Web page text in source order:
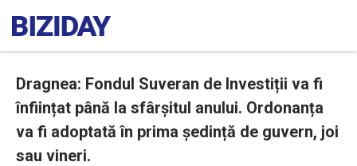
Dragnea: Fondul Suveran de Investiții va fi
înființat până la sfârșitul anului. Ordonanța
va fi adoptată în prima ședință de guvern, joi
sau vineri.